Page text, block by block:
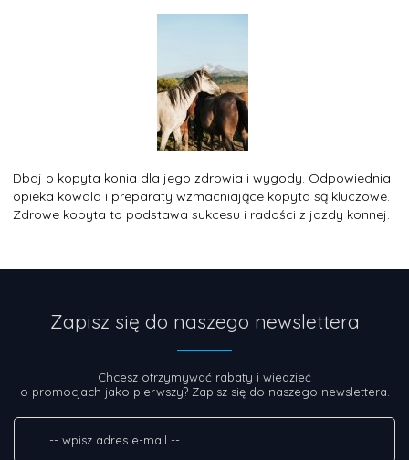
Dbaj o kopyta konia dla jego zdrowia i wygody. Odpowiednia
opieka kowala i preparaty wzmacniające kopyta są kluczowe.
Zdrowe kopyta to podstawa sukcesu i radości z jazdy konnej.
Zapisz się do naszego newslettera
Chcesz otrzymywać rabaty i wiedzieć
o promocjach jako pierwszy? Zapisz się do naszego newslettera.